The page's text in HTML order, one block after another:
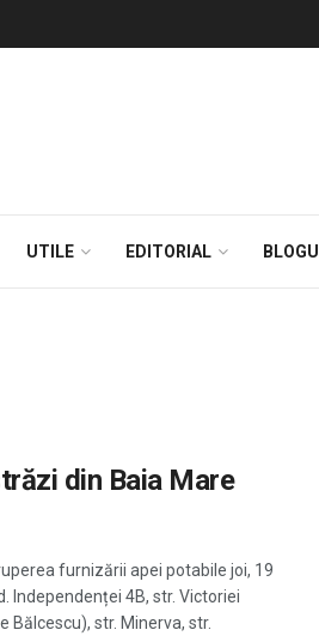
UTILE EDITORIAL
din Baia Mare
furnizării apei potabile joi, 19
Independenței 4B, str. Victoriei
Bălcescu), str. Minerva, str.